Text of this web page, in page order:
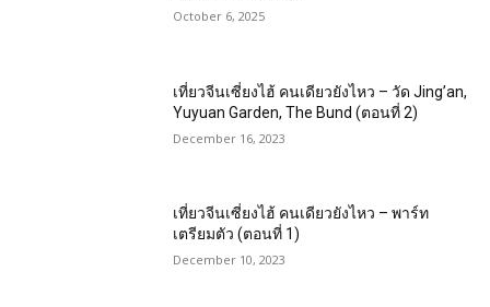
October 6, 2025
เที่ยวจีนเซี่ยงไฮ้ คนเดียวยังไหว – วัด Jing’an,
Yuyuan Garden, The Bund (ตอนที่ 2)
December 16, 2023
เที่ยวจีนเซี่ยงไฮ้ คนเดียวยังไหว – พาร์ท
เตรียมตัว (ตอนที่ 1)
December 10, 2023